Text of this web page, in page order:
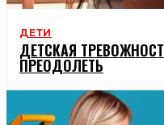
ДЕТИ
ДЕТСКАЯ
ПРЕОДОЛЕТЬ